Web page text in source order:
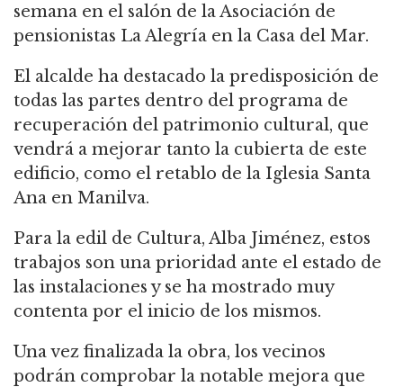
semana en el salón de la Asociación de
pensionistas La Alegría en la Casa del Mar.
El alcalde ha destacado la predisposición de
todas las partes dentro del programa de
recuperación del patrimonio cultural, que
vendrá a mejorar tanto la cubierta de este
edificio, como el retablo de la Iglesia Santa
Ana en Manilva.
Para la edil de Cultura, Alba Jiménez, estos
trabajos son una prioridad ante el estado de
las instalaciones y se ha mostrado muy
contenta por el inicio de los mismos.
Una vez finalizada la obra, los vecinos
podrán comprobar la notable mejora que